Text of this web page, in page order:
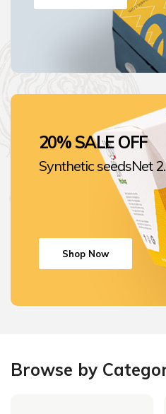
20% SALE OFF
Synthetic seedsNet
Shop Now
Browse by